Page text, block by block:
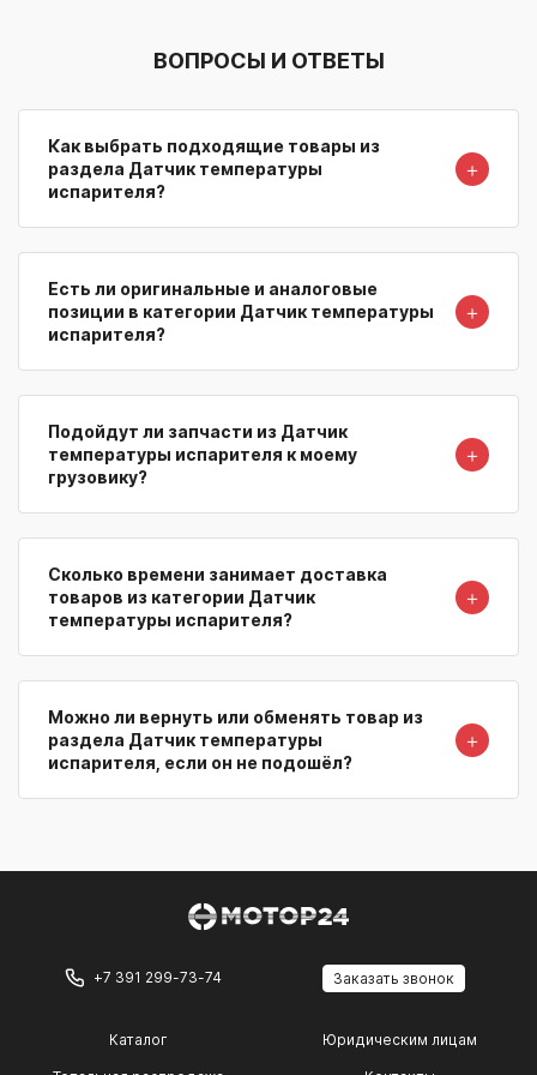
ВОПРОСЫ И ОТВЕТЫ
Как выбрать подходящие товары из
раздела Датчик температуры
испарителя?
＋
Есть ли оригинальные и аналоговые
позиции в категории Датчик температуры
испарителя?
＋
Подойдут ли запчасти из Датчик
температуры испарителя к моему
грузовику?
＋
Сколько времени занимает доставка
товаров из категории Датчик
температуры испарителя?
＋
Можно ли вернуть или обменять товар из
раздела Датчик температуры
испарителя, если он не подошёл?
＋
+7 391 299-73-74 Заказать звонок
Каталог Юридическим лицам